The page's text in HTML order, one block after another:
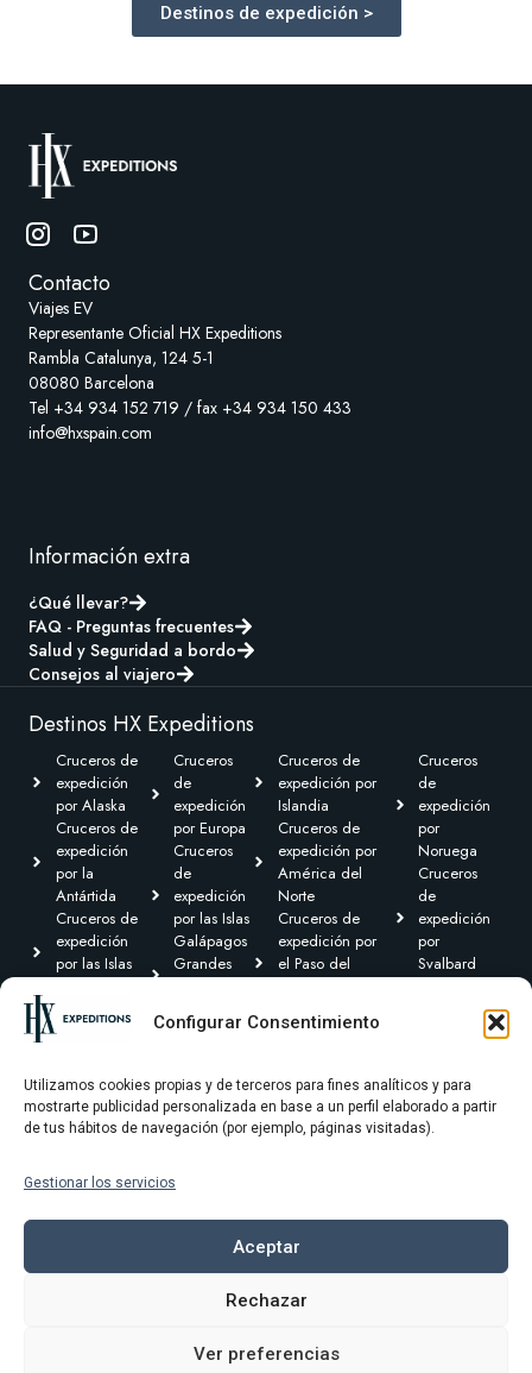
Configurar Consentimiento
Utilizamos cookies propias y de terceros para fines analíticos y para
mostrarte publicidad personalizada en base a un perfil elaborado a partir
de tus hábitos de navegación (por ejemplo, páginas visitadas).
Gestionar los servicios
Aceptar
Rechazar
Ver preferencias
Destinos de expedición >
Contacto
Viajes EV
Representante Oficial HX Expeditions
Rambla Catalunya, 124 5-1
08080 Barcelona
Tel +34 934 152 719 / fax +34 934 150 433
info@hxspain.com
Información extra
¿Qué llevar?
FAQ - Preguntas frecuentes
Salud y Seguridad a bordo
Consejos al viajero
Destinos HX Expeditions
Cruceros de
expedición
por Alaska
Cruceros de
expedición
por la
Antártida
Cruceros de
expedición
por las Islas
Cruceros de
expedición por
Centroamérica
Cruceros
de
expedición
por Europa
Cruceros
de
expedición
por las Islas
Galápagos
Grandes
expedición
Groenlandia
Cruceros de
expedición por
Islandia
Cruceros de
expedición por
América del
Norte
Cruceros de
expedición por
el Paso del
Cruceros de
Sudamérica
Cruceros
de
expedición
por
Noruega
Cruceros
de
expedición
por
Svalbard
Transoceánicas
Términos y condiciones
Política de cookies